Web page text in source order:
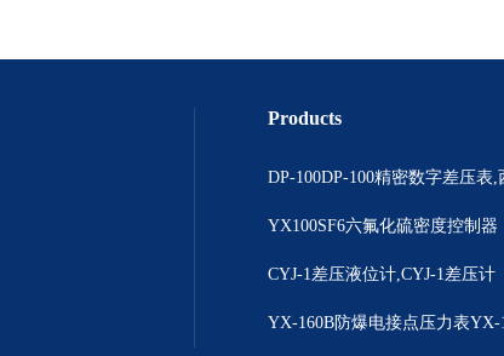
Products
YX100SF6六氟化硫密度控制器
CYJ-1差压液位计,CYJ-1差压计